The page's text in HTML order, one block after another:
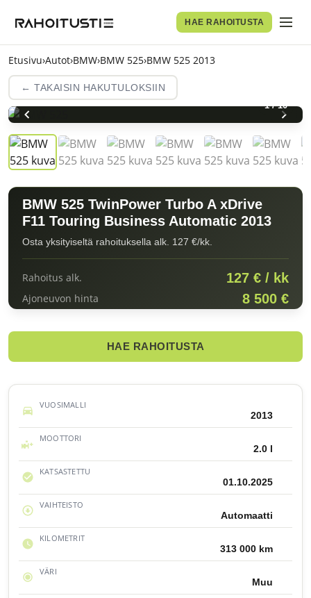
HAE RAHOITUSTA
Etusivu›Autot›BMW›BMW 525›BMW 525 2013
← TAKAISIN HAKUTULOKSIIN
1/10
BMW 525 TwinPower Turbo A xDrive
F11 Touring Business Automatic 2013
Osta yksityiseltä rahoituksella alk. 127 €/kk.
Rahoitus alk. 127 € / kk
Ajoneuvon hinta 8 500 €
HAE RAHOITUSTA
VUOSIMALLI
2013
MOOTTORI
2.0 l
KATSASTETTU
01.10.2025
VAIHTEISTO
Automaatti
KILOMETRIT
313 000 km
VÄRI
Muu